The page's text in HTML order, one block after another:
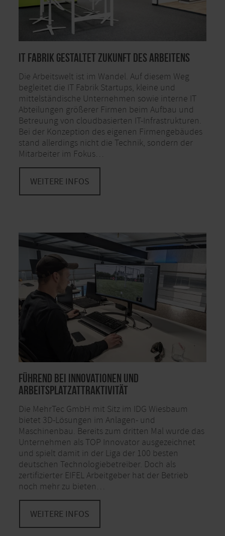
IT Fabrik gestaltet Zukunft des Arbeitens
Die Arbeitswelt ist im Wandel. Auf diesem Weg
begleitet die IT Fabrik Startups, kleine und
mittelständische Unternehmen sowie interne IT
Abteilungen größerer Firmen beim Aufbau und
Betreuung von cloudbasierten IT-Infrastrukturen.
Bei der Konzeption des eigenen Firmengebäudes
stand allerdings nicht die Technik, sondern der
Mitarbeiter im Fokus…
WEITERE INFOS
Führend bei Innovationen und
Arbeitsplatzattraktivität
Die MehrTec GmbH mit Sitz im IDG Wiesbaum
bietet 3D-Lösungen im Anlagen- und
Maschinenbau. Bereits zum dritten Mal wurde das
Unternehmen als TOP Innovator ausgezeichnet
und spielt damit in der Liga der 100 besten
deutschen Technologiebetreiber. Doch als
zertifizierter EIFEL Arbeitgeber hat der Betrieb
noch mehr zu bieten…
WEITERE INFOS